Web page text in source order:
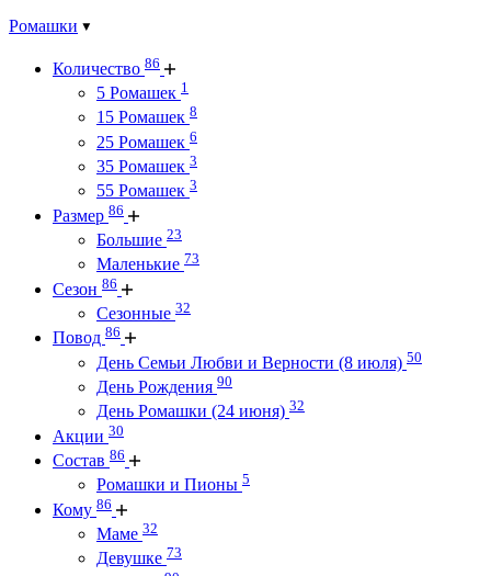
Ромашки
Количество 86
5 Ромашек 1
15 Ромашек 8
25 Ромашек 6
35 Ромашек 3
55 Ромашек 3
Размер 86
Большие 23
Маленькие 73
Сезон 86
Сезонные 32
Повод 86
День Семьи Любви и Верности (8 июля) 50
День Рождения 90
День Ромашки (24 июня) 32
Акции 30
Состав 86
Ромашки и Пионы 5
Кому 86
Маме 32
Девушке 73